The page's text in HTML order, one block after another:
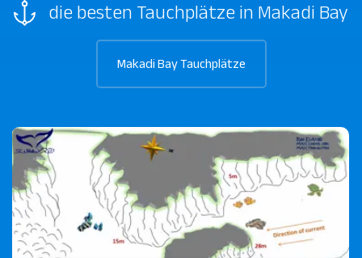
die besten Tauchplätze in Makadi Bay
Makadi Bay Tauchplätze